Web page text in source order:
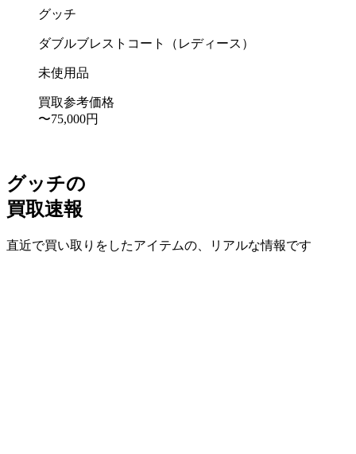
グッチ
ダブルブレストコート（レディース）
未使用品
買取参考価格
〜75,000円
グッチの
買取速報
直近で買い取りをしたアイテムの、リアルな情報です